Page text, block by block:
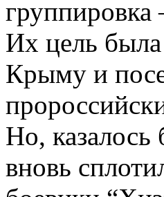
группировка
Их цель
Крыму и
Но, казалось
вновь